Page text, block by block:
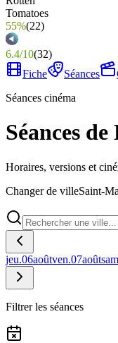
55%(22)
6.4/10(32)
Fiche
Séances
Séances cinéma
Séances
Horaires, versions et
Changer de villeSaint-
jeu.06aoûtven.07août
Filtrer les séances